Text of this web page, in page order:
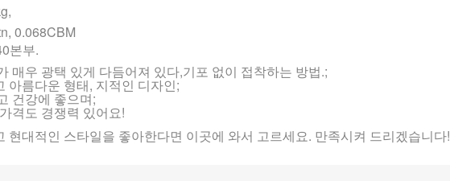
0.068CBM
본부.
매우 광택 있게 다듬어져 있다,기포 없이 접착하는 방법.;
아름다운 형태, 지적인 디자인;
건강에 좋으며;
격도 경쟁력 있어요!
현대적인 스타일을 좋아한다면 이곳에 와서 고르세요. 만족시켜 드리겠습니다!